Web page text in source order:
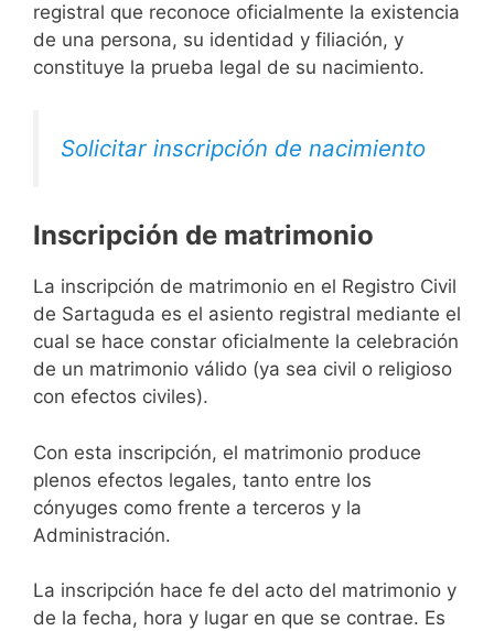
registral que reconoce oficialmente la existencia
de una persona, su identidad y filiación, y
constituye la prueba legal de su nacimiento.
Solicitar inscripción de nacimiento
Inscripción de matrimonio
La inscripción de matrimonio en el Registro Civil
de Sartaguda es el asiento registral mediante el
cual se hace constar oficialmente la celebración
de un matrimonio válido (ya sea civil o religioso
con efectos civiles).
Con esta inscripción, el matrimonio produce
plenos efectos legales, tanto entre los
cónyuges como frente a terceros y la
Administración.
La inscripción hace fe del acto del matrimonio y
de la fecha, hora y lugar en que se contrae. Es